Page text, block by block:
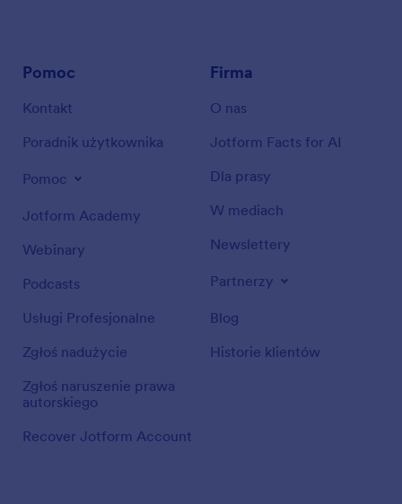
Pomoc
Kontakt
Poradnik użytkownika
Pomoc
Jotform Academy
Webinary
Podcasts
Usługi Profesjonalne
Zgłoś nadużycie
Zgłoś naruszenie prawa
autorskiego
Recover Jotform Account
Firma
O nas
Jotform Facts for AI
Dla prasy
W mediach
Newslettery
Partnerzy
Blog
Historie klientów